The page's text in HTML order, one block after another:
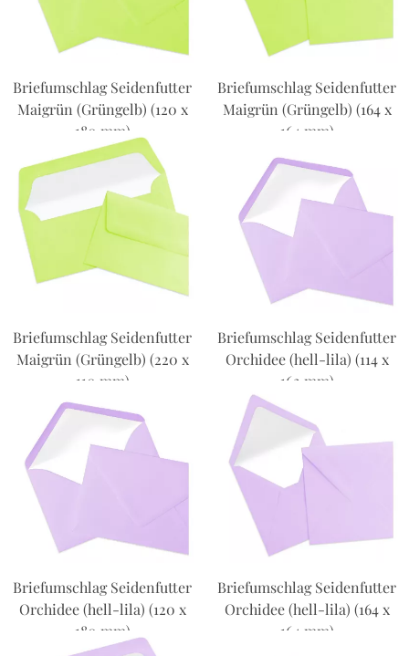
Briefumschlag Seidenfutter
Maigrün (Grüngelb) (120 x
180 mm)
Briefumschlag Seidenfutter
Maigrün (Grüngelb) (164 x
164 mm)
Briefumschlag Seidenfutter
Maigrün (Grüngelb) (220 x
110 mm)
Briefumschlag Seidenfutter
Orchidee (hell-lila) (114 x
162 mm)
Briefumschlag Seidenfutter
Orchidee (hell-lila) (120 x
180 mm)
Briefumschlag Seidenfutter
Orchidee (hell-lila) (164 x
164 mm)